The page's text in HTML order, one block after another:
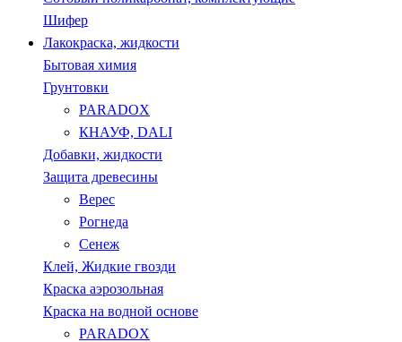
Шифер
Лакокраска, жидкости
Бытовая химия
Грунтовки
PARADOX
КНАУФ, DALI
Добавки, жидкости
Защита древесины
Верес
Рогнеда
Сенеж
Клей, Жидкие гвозди
Краска аэрозольная
Краска на водной основе
PARADOX